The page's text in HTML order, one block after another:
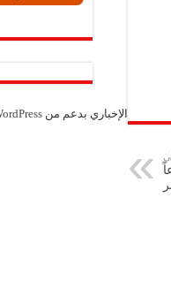
الإخباري بدعم من